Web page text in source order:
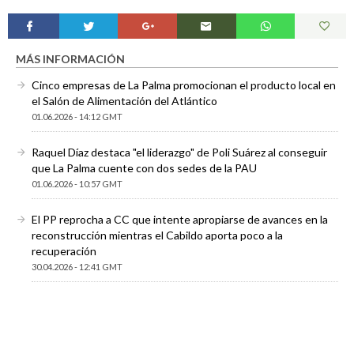
MÁS INFORMACIÓN
Cinco empresas de La Palma promocionan el producto local en
el Salón de Alimentación del Atlántico
01.06.2026 - 14:12 GMT
Raquel Díaz destaca "el liderazgo" de Poli Suárez al conseguir
que La Palma cuente con dos sedes de la PAU
01.06.2026 - 10:57 GMT
El PP reprocha a CC que intente apropiarse de avances en la
reconstrucción mientras el Cabildo aporta poco a la
recuperación
30.04.2026 - 12:41 GMT